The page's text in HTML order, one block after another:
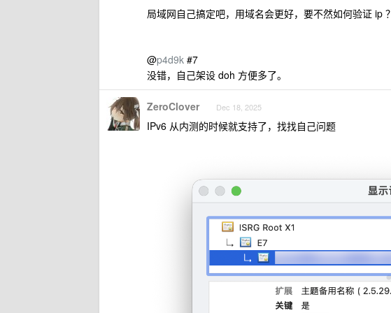
局域网自己搞定吧，用域名会更好，要不然如何验证 ip ？
@p4d9k #7
没错，自己架设 doh 方便多了。
ZeroClover Dec 18, 2025
IPv6 从内测的时候就支持了，找找自己问题